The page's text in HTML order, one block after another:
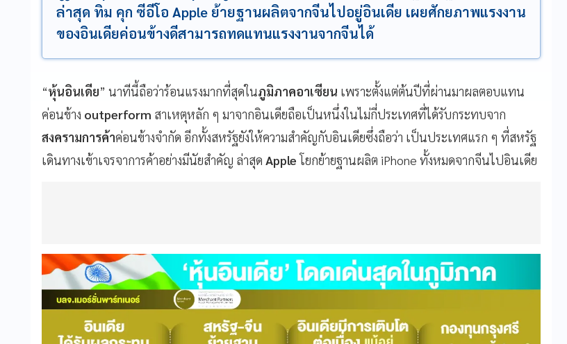
ล่าสุด ทิม คุก ซีอีโอ Apple ย้ายฐานผลิตจากจีนไปอยู่อินเดีย เผยศักยภาพแรงงาน
ของอินเดียค่อนข้างดีสามารถทดแทนแรงงานจากจีนได้
“หุ้นอินเดีย” นาทีนี้ถือว่าร้อนแรงมากที่สุดในภูมิภาคอาเซียน เพราะตั้งแต่ต้นปีที่ผ่านมาผลตอบแทน
ค่อนข้าง outperform สาเหตุหลัก ๆ มาจากอินเดียถือเป็นหนึ่งในไม่กี่ประเทศที่ได้รับกระทบจาก
สงครามการค้าค่อนข้างจำกัด อีกทั้งสหรัฐยังให้ความสำคัญกับอินเดียซึ่งถือว่า เป็นประเทศแรก ๆ ที่สหรัฐ
เดินทางเข้าเจรจาการค้าอย่างมีนัยสำคัญ ล่าสุด Appleโยกย้ายฐานผลิต iPhone ทั้งหมดจากจีนไปอินเดีย